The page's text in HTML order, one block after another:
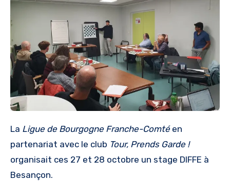
La Ligue de Bourgogne Franche-Comtéen
partenariat avec le club Tour, Prends Garde !
organisait ces 27 et 28 octobre un stage DIFFE à
Besançon.